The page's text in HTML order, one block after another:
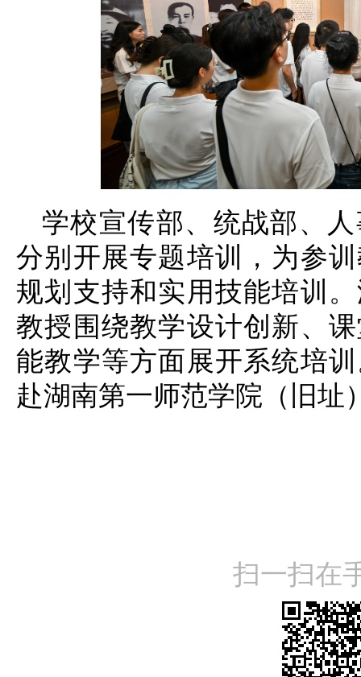
学校宣传部、统战部、
分别开展专题培训，为参
规划支持和实用技能培训
教授围绕教学设计创新、
能教学等方面展开系统培
赴湖南第一师范学院（旧址
扫一扫在